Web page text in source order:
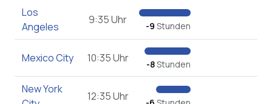
Los
Angeles
9:35 Uhr -9 Stunden
Mexico City 10:35 Uhr -8Stunden
New York
12:35 Uhr